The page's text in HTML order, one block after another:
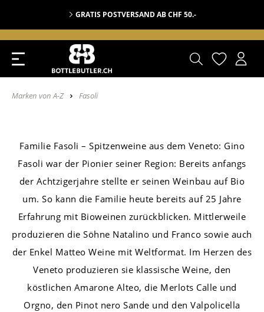
GRATIS POSTVERSAND AB CHF 50.-
Marken von A-Z Fasoli
Familie Fasoli – Spitzenweine aus dem Veneto: Gino
Fasoli war der Pionier seiner Region: Bereits anfangs
der Achtzigerjahre stellte er seinen Weinbau auf Bio
um. So kann die Familie heute bereits auf 25 Jahre
Erfahrung mit Bioweinen zurückblicken. Mittlerweile
produzieren die Söhne Natalino und Franco sowie auch
der Enkel Matteo Weine mit Weltformat. Im Herzen des
Veneto produzieren sie klassische Weine, den
köstlichen Amarone Alteo, die Merlots Calle und
Orgno, den Pinot nero Sande und den Valpolicella